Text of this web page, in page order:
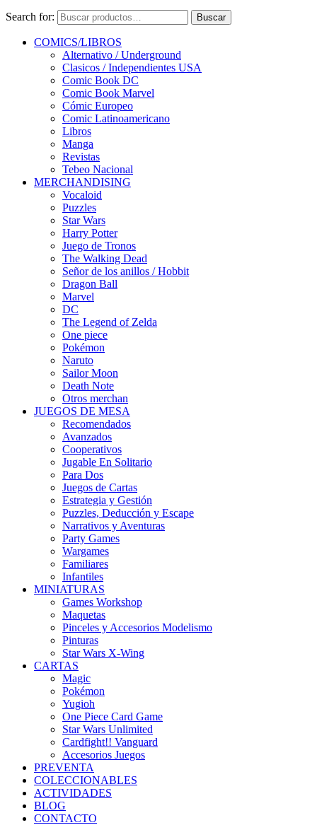
Search for: Buscar
COMICS/LIBROS
Alternativo / Underground
Clasicos / Independientes USA
Comic Book DC
Comic Book Marvel
Cómic Europeo
Comic Latinoamericano
Libros
Manga
Revistas
Tebeo Nacional
MERCHANDISING
Vocaloid
Puzzles
Star Wars
Harry Potter
Juego de Tronos
The Walking Dead
Señor de los anillos / Hobbit
Dragon Ball
Marvel
DC
The Legend of Zelda
One piece
Pokémon
Naruto
Sailor Moon
Death Note
Otros merchan
JUEGOS DE MESA
Recomendados
Avanzados
Cooperativos
Jugable En Solitario
Para Dos
Juegos de Cartas
Estrategia y Gestión
Puzzles, Deducción y Escape
Narrativos y Aventuras
Party Games
Wargames
Familiares
Infantiles
MINIATURAS
Games Workshop
Maquetas
Pinceles y Accesorios Modelismo
Pinturas
Star Wars X-Wing
CARTAS
Magic
Pokémon
Yugioh
One Piece Card Game
Star Wars Unlimited
Cardfight!! Vanguard
Accesorios Juegos
PREVENTA
COLECCIONABLES
ACTIVIDADES
BLOG
CONTACTO